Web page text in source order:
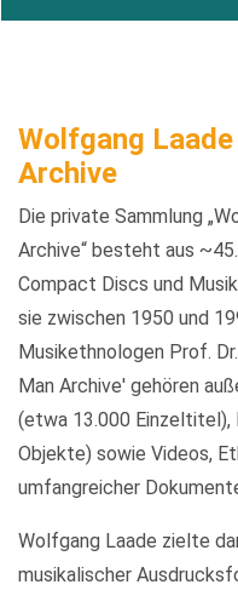
Wolfgang
Archive
Die private Sammlung
Archive“ besteht aus
Compact Discs und
sie zwischen 1950 und
Musikethnologen Prof.
Man Archive' gehören
(etwa 13.000 Einzeltitel),
Objekte) sowie Videos,
umfangreicher
Wolfgang Laade zielte
musikalischer